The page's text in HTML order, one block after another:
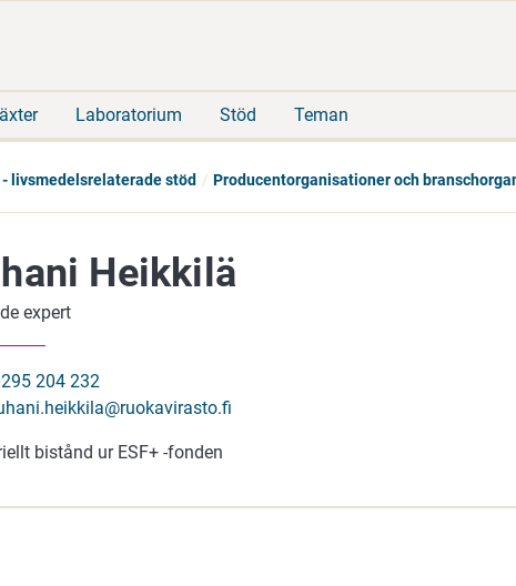
Laboratorium Stöd Teman
livsmedelsrelaterade stöd Producentorganisationer och
Heikkilä
expert
204 232
bistånd ur ESF+ -fonden